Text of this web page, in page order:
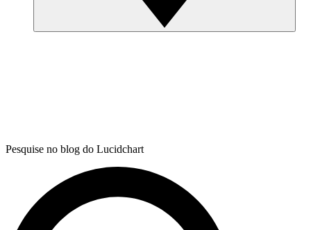
Pesquise no blog do Lucidchart